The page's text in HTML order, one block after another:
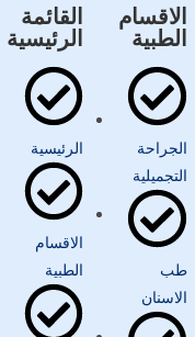
الاقسام
الطبية
الجراحة
التجميلية
طب
الاسنان
القائمة
الرئيسية
الرئيسية
الاقسام
الطبية